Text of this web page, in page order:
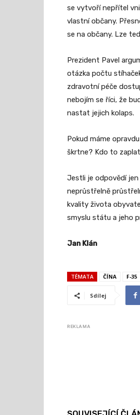
se vytvoří nepřítel
vlastní občany.
se na občany. Lze
Prezident Pavel
otázka počtu
zdravotní péče
nebojím se říci, že
nastat jejich kolaps.
Pokud máme
škrtne? Kdo to
Jestli je odpovědí
neprůstřelně
kvality života
smyslu státu a jeho
Jan Klán
TÉMATA ČÍNA F-35
Sdílej
REKLAMA